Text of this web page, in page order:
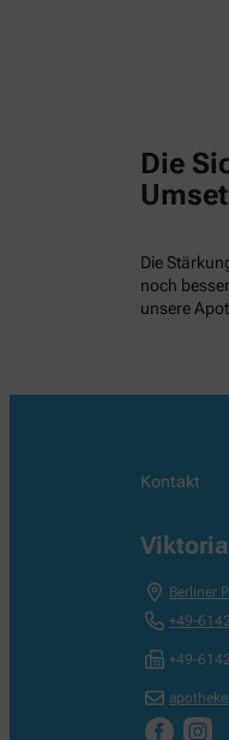
Die
Die
noch
unsere
Kontakt
Berliner
+49-
+49-